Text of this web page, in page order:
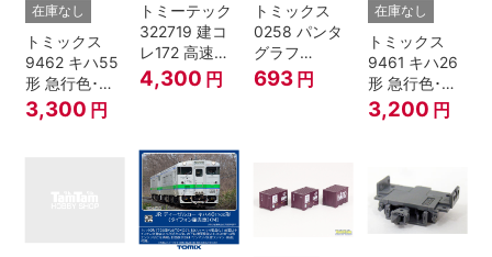
在庫なし
トミックス
9462 キハ55
形 急行色･一
段窓 Ｔ Nゲー
ジ
3,300 円
トミーテック
322719 建コ
レ172 高速道
路 Ｎゲージ
4,300 円
トミックス
0258 パンタ
グラフ
PT4811N 2個
693 円
在庫なし
トミックス
9461 キハ26
形 急行色･一
段窓 Ｔ Nゲー
ジ
3,200 円